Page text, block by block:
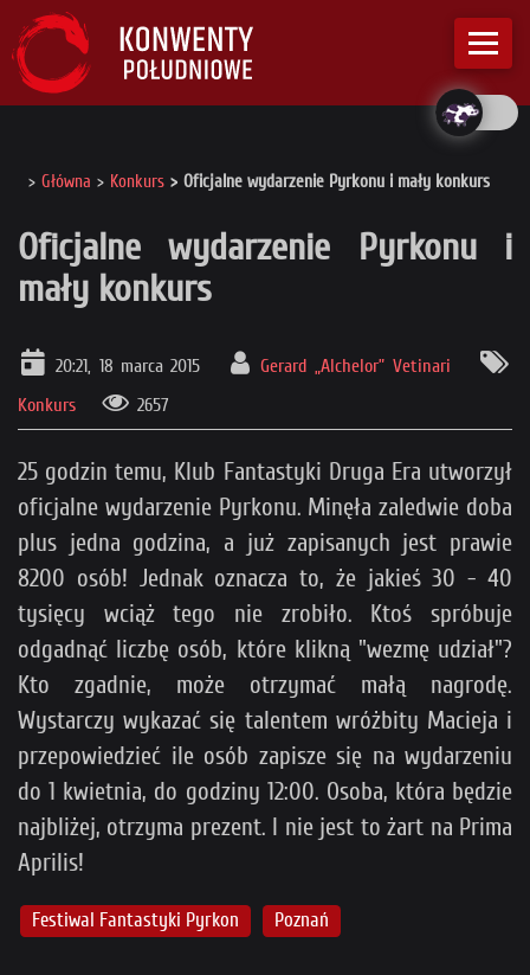
Główna Konkurs Oficjalne wydarzenie Pyrkonu i mały konkurs
Oficjalne wydarzenie Pyrkonu i
mały konkurs
20:21, 18 marca 2015
Gerard „Alchelor” Vetinari
Konkurs
2657
25 godzin temu, Klub Fantastyki Druga Era utworzył
oficjalne wydarzenie Pyrkonu. Minęła zaledwie doba
plus jedna godzina, a już zapisanych jest prawie
8200 osób! Jednak oznacza to, że jakieś 30 - 40
tysięcy wciąż tego nie zrobiło. Ktoś spróbuje
odgadnąć liczbę osób, które klikną "wezmę udział"?
Kto zgadnie, może otrzymać małą nagrodę.
Wystarczy wykazać się talentem wróżbity Macieja i
przepowiedzieć ile osób zapisze się na wydarzeniu
do 1 kwietnia, do godziny 12:00. Osoba, która będzie
najbliżej, otrzyma prezent. I nie jest to żart na Prima
Aprilis!
Festiwal Fantastyki Pyrkon Poznań